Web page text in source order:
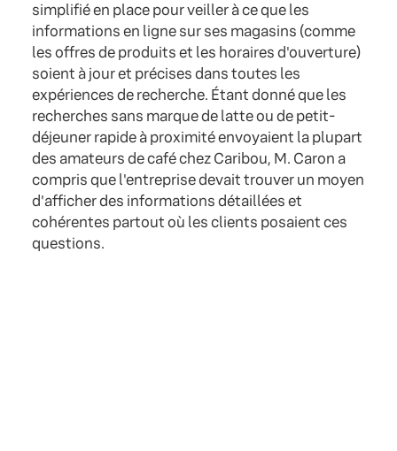
simplifié en place pour veiller à ce que les
informations en ligne sur ses magasins (comme
les offres de produits et les horaires d'ouverture)
soient à jour et précises dans toutes les
expériences de recherche. Étant donné que les
recherches sans marque de latte ou de petit-
déjeuner rapide à proximité envoyaient la plupart
des amateurs de café chez Caribou, M. Caron a
compris que l'entreprise devait trouver un moyen
d'afficher des informations détaillées et
cohérentes partout où les clients posaient ces
questions.